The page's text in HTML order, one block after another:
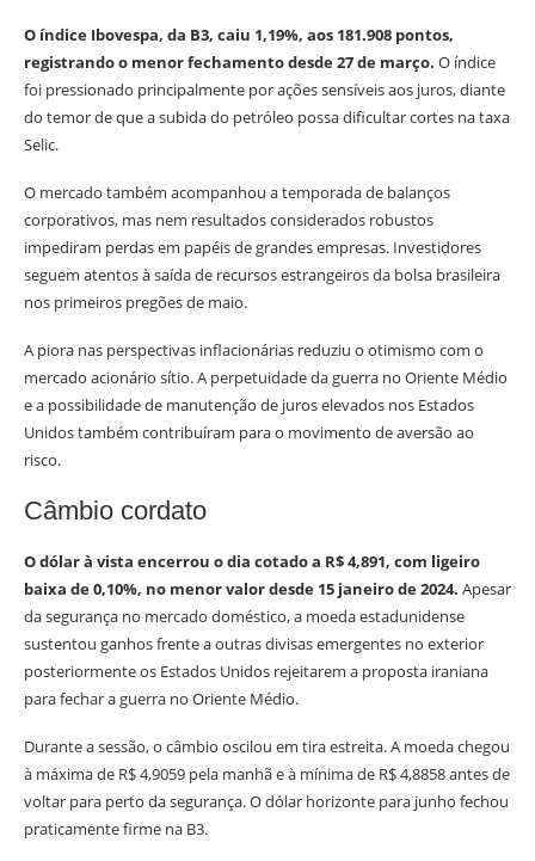
O índice Ibovespa, da B3, caiu 1,19%, aos 181.908 pontos,
registrando o menor fechamento desde 27 de março. O índice
foi pressionado principalmente por ações sensíveis aos juros, diante
do temor de que a subida do petróleo possa dificultar cortes na taxa
Selic.
O mercado também acompanhou a temporada de balanços
corporativos, mas nem resultados considerados robustos
impediram perdas em papéis de grandes empresas. Investidores
seguem atentos à saída de recursos estrangeiros da bolsa brasileira
nos primeiros pregões de maio.
A piora nas perspectivas inflacionárias reduziu o otimismo com o
mercado acionário sítio. A perpetuidade da guerra no Oriente Médio
e a possibilidade de manutenção de juros elevados nos Estados
Unidos também contribuíram para o movimento de aversão ao
risco.
Câmbio cordato
O dólar à vista encerrou o dia cotado a R$ 4,891, com ligeiro
baixa de 0,10%, no menor valor desde 15 janeiro de 2024. Apesar
da segurança no mercado doméstico, a moeda estadunidense
sustentou ganhos frente a outras divisas emergentes no exterior
posteriormente os Estados Unidos rejeitarem a proposta iraniana
para fechar a guerra no Oriente Médio.
Durante a sessão, o câmbio oscilou em tira estreita. A moeda chegou
à máxima de R$ 4,9059 pela manhã e à mínima de R$ 4,8858 antes de
voltar para perto da segurança. O dólar horizonte para junho fechou
praticamente firme na B3.